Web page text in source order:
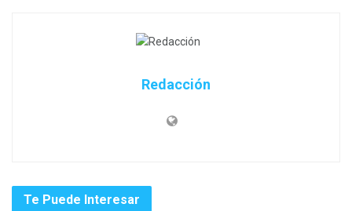
Redacción
Te Puede Interesar